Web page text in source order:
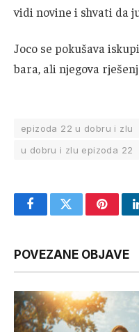
vidi novine i shvati da
Joco se pokušava
bara, ali njegova
epizoda 22 u dobru i zlu
u dobru i zlu epizoda 22
FacebookTwitter
POVEZANE OBJAVE